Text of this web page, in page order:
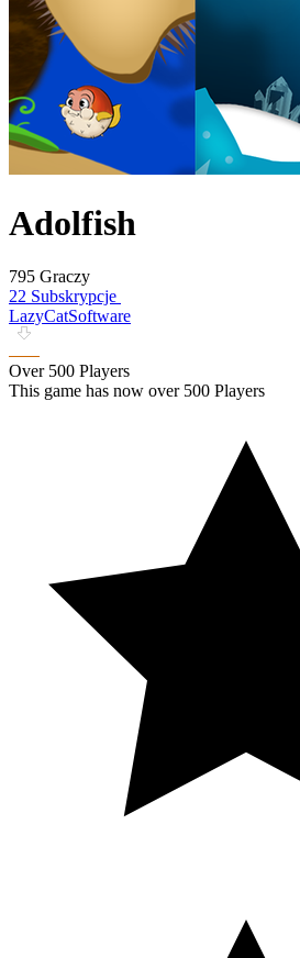
Adolfish
795 Graczy
22 Subskrypcje
LazyCatSoftware
Over 500 Players
This game has now over 500 Players